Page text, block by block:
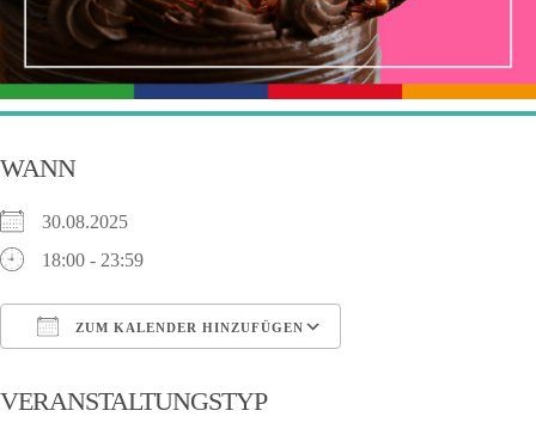
WANN
30.08.2025
18:00 - 23:59
ZUM KALENDER HINZUFÜGEN
VERANSTALTUNGSTYP